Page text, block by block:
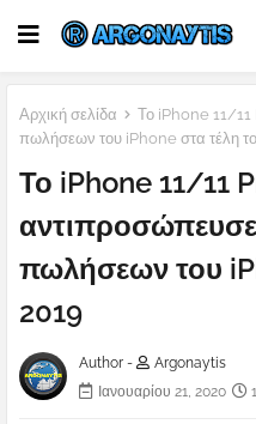
Αρχική σελίδα
Το iPhone 11/11
πωλήσεων του iPhone στα τέλη
Το iPhone 11/11
πωλήσεων του
2019
Author -
Argonaytis
Ιανουαρίου 21, 2020